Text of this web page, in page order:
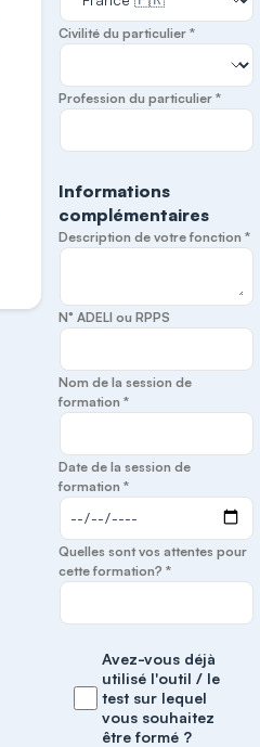
Civilité du particulier *
Profession du particulier *
Informations
complémentaires
Description de votre fonction *
N° ADELI ou RPPS
Nom de la session de
formation *
Date de la session de
formation *
Quelles sont vos attentes pour
cette formation? *
Avez-vous déjà
utilisé l'outil / le
test sur lequel
vous souhaitez
être formé ?